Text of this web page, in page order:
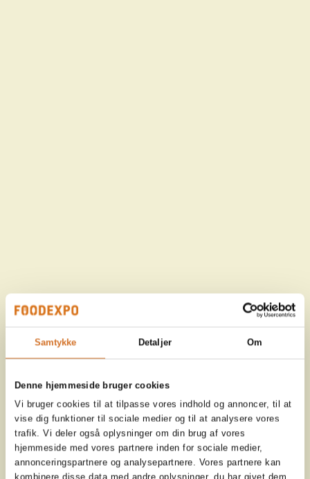
Samtykke Detaljer Om
Denne hjemmeside bruger cookies
Vi bruger cookies til at tilpasse vores indhold og annoncer, til at
vise dig funktioner til sociale medier og til at analysere vores
trafik. Vi deler også oplysninger om din brug af vores
hjemmeside med vores partnere inden for sociale medier,
annonceringspartnere og analysepartnere. Vores partnere kan
kombinere disse data med andre oplysninger, du har givet dem,